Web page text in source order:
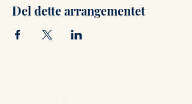
Del dette arrangementet